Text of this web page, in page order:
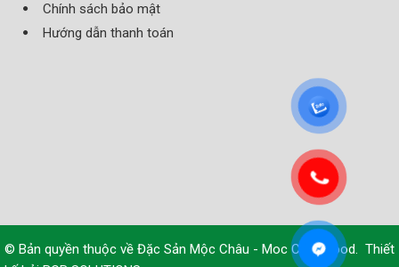
Chính sách bảo mật
Hướng dẫn thanh toán
© Bản quyền thuộc về Đặc Sản Mộc Châu - Moc Chau Food. Thiết